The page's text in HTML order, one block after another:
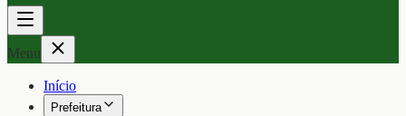
Menu
Início
Prefeitura